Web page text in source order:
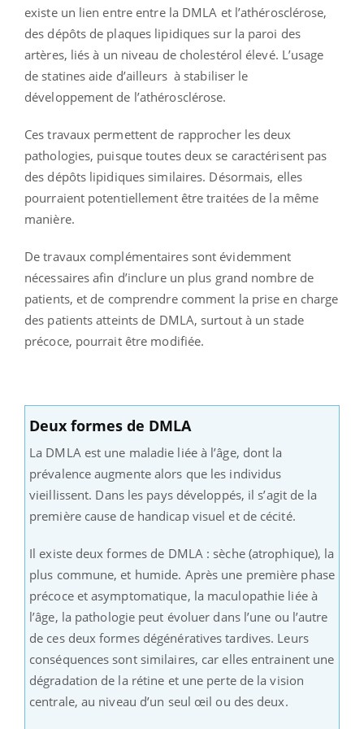
existe un lien entre entre la DMLA et l’athérosclérose,
des dépôts de plaques lipidiques sur la paroi des
artères, liés à un niveau de cholestérol élevé. L’usage
de statines aide d’ailleurs à stabiliser le
développement de l’athérosclérose.
Ces travaux permettent de rapprocher les deux
pathologies, puisque toutes deux se caractérisent pas
des dépôts lipidiques similaires. Désormais, elles
pourraient potentiellement être traitées de la même
manière.
De travaux complémentaires sont évidemment
nécessaires afin d’inclure un plus grand nombre de
patients, et de comprendre comment la prise en charge
des patients atteints de DMLA, surtout à un stade
précoce, pourrait être modifiée.
Deux formes de DMLA
La DMLA est une maladie liée à l’âge, dont la
prévalence augmente alors que les individus
vieillissent. Dans les pays développés, il s’agit de la
première cause de handicap visuel et de cécité.
Il existe deux formes de DMLA : sèche (atrophique), la
plus commune, et humide. Après une première phase
précoce et asymptomatique, la maculopathie liée à
l’âge, la pathologie peut évoluer dans l’une ou l’autre
de ces deux formes dégénératives tardives. Leurs
conséquences sont similaires, car elles entrainent une
dégradation de la rétine et une perte de la vision
centrale, au niveau d’un seul œil ou des deux.